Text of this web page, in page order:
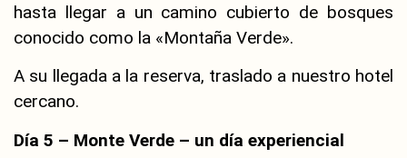
hasta llegar a un camino cubierto de bosques
conocido como la «Montaña Verde».
A su llegada a la reserva, traslado a nuestro hotel
cercano.
Día 5 – Monte Verde – un día experiencial